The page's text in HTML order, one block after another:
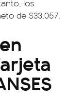
los
de $33.057.